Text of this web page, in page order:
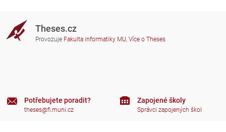
Theses.cz
Provozuje Fakulta informatiky MU, Více o Theses
Potřebujete poradit?
theses@fi.muni.cz
Zapojené školy
Správci zapojených škol